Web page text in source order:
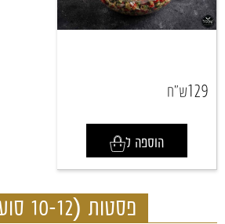
129ש"ח
הוספה ל
פסטות (10-12 סועדים)